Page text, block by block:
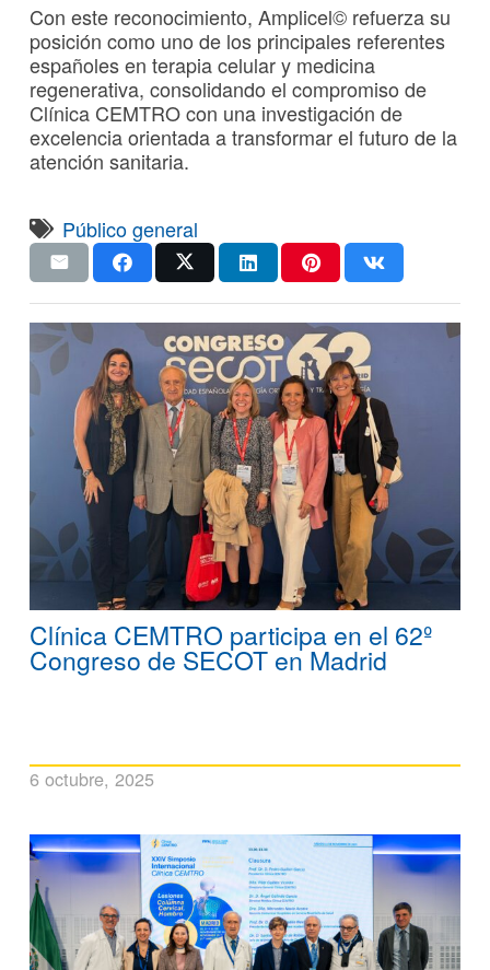
Con este reconocimiento, Amplicel© refuerza su
posición como uno de los principales referentes
españoles en terapia celular y medicina
regenerativa, consolidando el compromiso de
Clínica CEMTRO con una investigación de
excelencia orientada a transformar el futuro de la
atención sanitaria.
Público general
Clínica CEMTRO participa en el 62º
Congreso de SECOT en Madrid
6 octubre, 2025